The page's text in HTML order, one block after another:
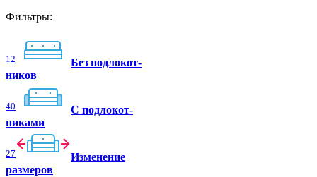
Фильтры:
12
Без подлокот-
ников
40
C подлокот-
никами
27
Изменение
размеров